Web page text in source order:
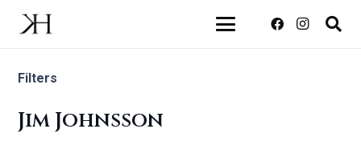
Filters
Jim Johnsson